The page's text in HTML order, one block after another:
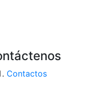
Contactos